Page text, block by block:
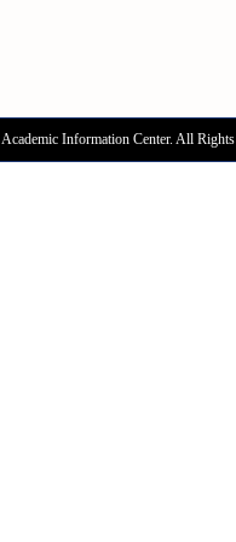
Information Center. All Rights